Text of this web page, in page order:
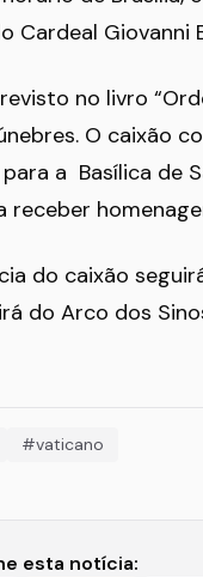
Cardeal Giovanni
no livro
O caixão
a Basílica de
receber
do caixão
do Arco dos
#vaticano
esta notícia: